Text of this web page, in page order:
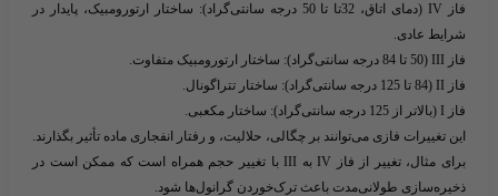
فاز IV (دمای اتاق، 32تا تا 50 درجه سانتی‌گراد):
ساختار ارتورومبیک، پایدار در
شرایط عادی.
فاز III (50 تا 84 درجه سانتی‌گراد):
ساختار ارتورومبیک متفاوت.
فاز II (84 تا 125 درجه سانتی‌گراد):
ساختار تتراگونال.
فاز I (بالاتر از 125 درجه سانتی‌گراد):
ساختار مکعبی.
این تغییرات فازی می‌توانند بر چگالی، حلالیت، و رفتار انفجاری ماده تأثیر بگذارند.
برای مثال، تغییر از فاز IV به III با تغییر حجم همراه است که ممکن است در
ذخیره‌سازی طولانی‌مدت باعث ترک‌خوردن گرانول‌ها شود.